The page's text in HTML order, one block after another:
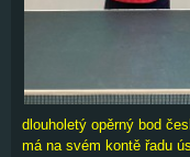
dlouholetý opěrný bod
má na svém kontě řadu